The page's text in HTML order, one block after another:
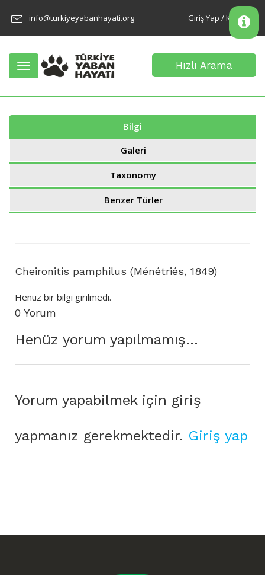
info@turkiyeyabanhayati.org Giriş Yap / Kayıt Ol
Toggle
navigation
Hızlı Arama
Bilgi
Galeri
Taxonomy
Benzer Türler
Cheironitis pamphilus (Ménétriés, 1849)
Henüz bir bilgi girilmedi.
0 Yorum
Henüz yorum yapılmamış...
Yorum yapabilmek için giriş
yapmanız gerekmektedir. Giriş yap